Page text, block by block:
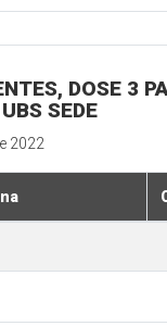
DOSE 3
SEDE
2022